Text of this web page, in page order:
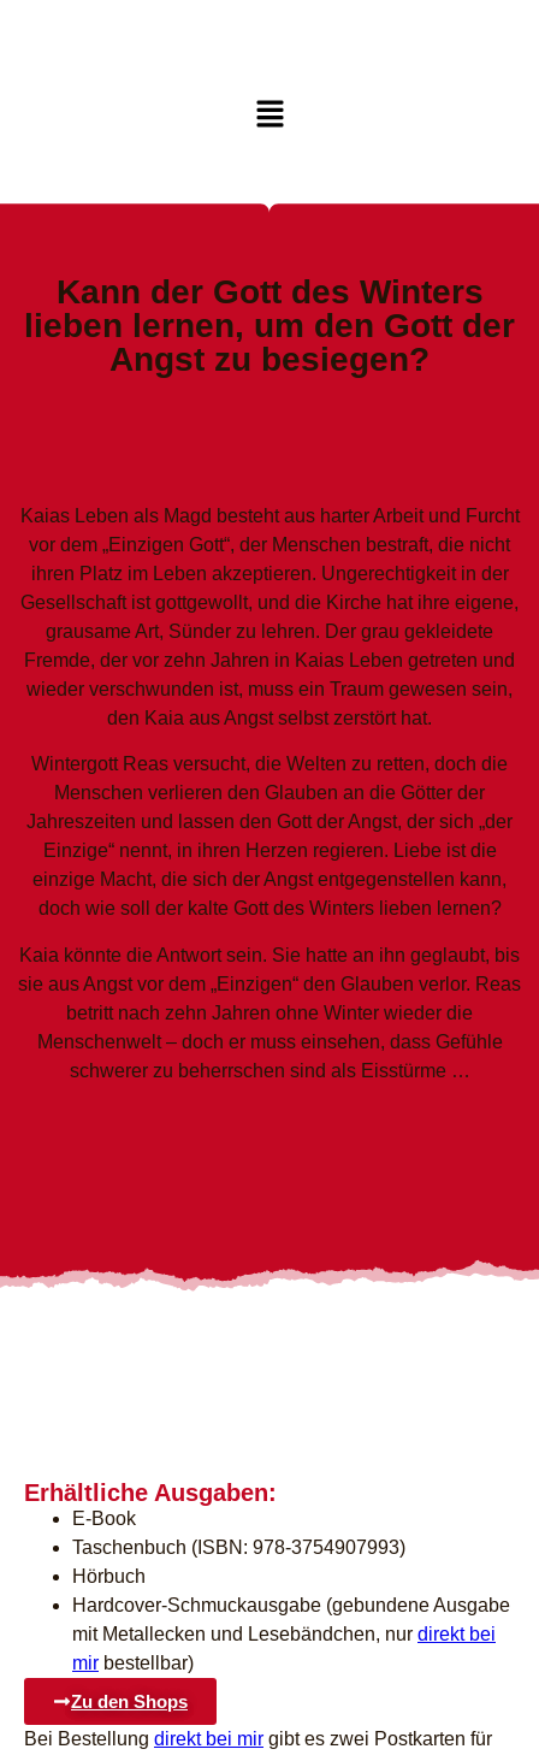
Kann der Gott des Winters
lieben lernen, um den Gott der
Angst zu besiegen?
Kaias Leben als Magd besteht aus harter Arbeit und Furcht
vor dem „Einzigen Gott“, der Menschen bestraft, die nicht
ihren Platz im Leben akzeptieren. Ungerechtigkeit in der
Gesellschaft ist gottgewollt, und die Kirche hat ihre eigene,
grausame Art, Sünder zu lehren. Der grau gekleidete
Fremde, der vor zehn Jahren in Kaias Leben getreten und
wieder verschwunden ist, muss ein Traum gewesen sein,
den Kaia aus Angst selbst zerstört hat.
Wintergott Reas versucht, die Welten zu retten, doch die
Menschen verlieren den Glauben an die Götter der
Jahreszeiten und lassen den Gott der Angst, der sich „der
Einzige“ nennt, in ihren Herzen regieren. Liebe ist die
einzige Macht, die sich der Angst entgegenstellen kann,
doch wie soll der kalte Gott des Winters lieben lernen?
Kaia könnte die Antwort sein. Sie hatte an ihn geglaubt, bis
sie aus Angst vor dem „Einzigen“ den Glauben verlor. Reas
betritt nach zehn Jahren ohne Winter wieder die
Menschenwelt – doch er muss einsehen, dass Gefühle
schwerer zu beherrschen sind als Eisstürme …
Erhältliche Ausgaben:
E-Book
Taschenbuch (ISBN: 978-3754907993)
Hörbuch
Hardcover-Schmuckausgabe (gebundene Ausgabe
mit Metallecken und Lesebändchen, nur direkt bei
mir bestellbar)
Zu den Shops
Bei Bestellung direkt bei mir gibt es zwei Postkarten für